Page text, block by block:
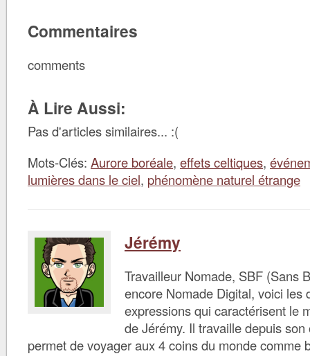
Commentaires
comments
À Lire Aussi:
Pas d'articles similaires... :(
Mots-Clés: Aurore boréale, effets celtiques,
lumières dans le ciel, phénomène naturel étrange
Jérémy
Travailleur Nomade, SBF (Sans
encore Nomade Digital, voici les
expressions qui caractérisent le
de Jérémy. Il travaille depuis
permet de voyager aux 4 coins du monde comme